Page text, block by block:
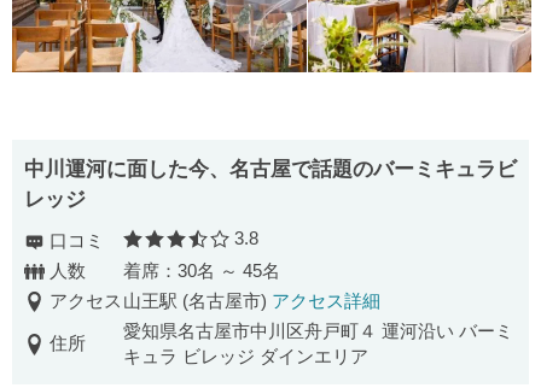
中川運河に面した今、名古屋で話題のバーミキュラビ
レッジ
口コミ 口コミ評価
3.8
人数
着席：30名 ～ 45名
アクセス 山王駅 (名古屋市) アクセス詳細
住所
愛知県名古屋市中川区舟戸町４ 運河沿い バーミ
キュラ ビレッジ ダインエリア